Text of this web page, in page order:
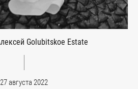
Golubitskoe Estate
27 августа 2022